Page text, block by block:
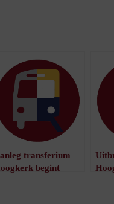
transferium
begint